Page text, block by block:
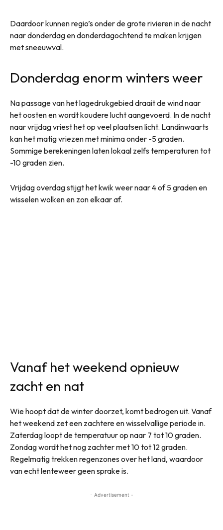
Daardoor kunnen regio’s onder de grote rivieren in de nacht
naar donderdag en donderdagochtend te maken krijgen
met sneeuwval.
Donderdag enorm winters weer
Na passage van het lagedrukgebied draait de wind naar
het oosten en wordt koudere lucht aangevoerd. In de nacht
naar vrijdag vriest het op veel plaatsen licht. Landinwaarts
kan het matig vriezen met minima onder -5 graden.
Sommige berekeningen laten lokaal zelfs temperaturen tot
-10 graden zien.
Vrijdag overdag stijgt het kwik weer naar 4 of 5 graden en
wisselen wolken en zon elkaar af.
Vanaf het weekend opnieuw
zacht en nat
Wie hoopt dat de winter doorzet, komt bedrogen uit. Vanaf
het weekend zet een zachtere en wisselvallige periode in.
Zaterdag loopt de temperatuur op naar 7 tot 10 graden.
Zondag wordt het nog zachter met 10 tot 12 graden.
Regelmatig trekken regenzones over het land, waardoor
van echt lenteweer geen sprake is.
- Advertisement -